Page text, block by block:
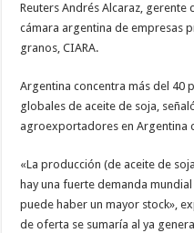
Reuters Andrés Alcaraz,
cámara argentina de empresas
granos, CIARA.
Argentina concentra más del 40
globales de aceite de soja,
agroexportadores en Argentina
«La producción (de aceite de
hay una fuerte demanda
puede haber un mayor stock»,
de oferta se sumaría al ya